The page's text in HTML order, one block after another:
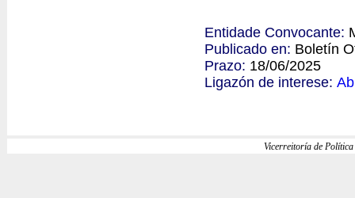
Entidade Convocante:
Publicado en: Boletín
Prazo: 18/06/2025
Ligazón de interese:
Vicerreitoría de